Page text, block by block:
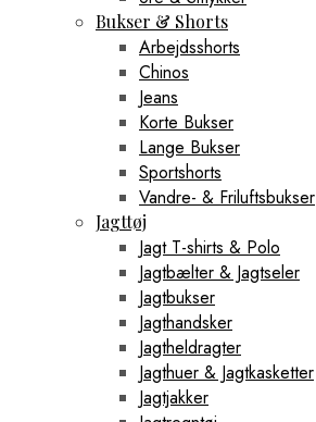
Bukser & Shorts
Arbejdsshorts
Chinos
Jeans
Korte Bukser
Lange Bukser
Sportshorts
Vandre- & Friluftsbukser
Jagttøj
Jagt T-shirts & Polo
Jagtbælter & Jagtseler
Jagtbukser
Jagthandsker
Jagtheldragter
Jagthuer & Jagtkasketter
Jagtjakker